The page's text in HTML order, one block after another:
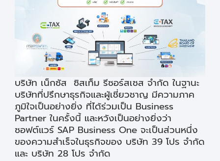
บริษัท เน็กซัส ซิสเท็ม รีซอร์สเซส จำกัด ในฐานะ
บริษัทที่ปรึกษาธุรกิจและผู้เชี่ยวชาญ มีความภาค
ภูมิใจเป็นอย่างยิ่ง ที่ได้ร่วมเป็น Business
Partner ในครั้งนี้ และหวังเป็นอย่างยิ่งว่า
ซอฟต์แวร์ SAP Business One จะเป็นส่วนหนึ่ง
ของความสำเร็จในธุรกิจของ บริษัท 39 โปร จำกัด
และ บริษัท 28 โปร จำกัด